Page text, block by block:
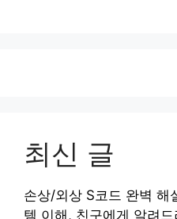
최신 글
손상/외상 S코드 완벽 해
템 이해, 친구에게 알려드